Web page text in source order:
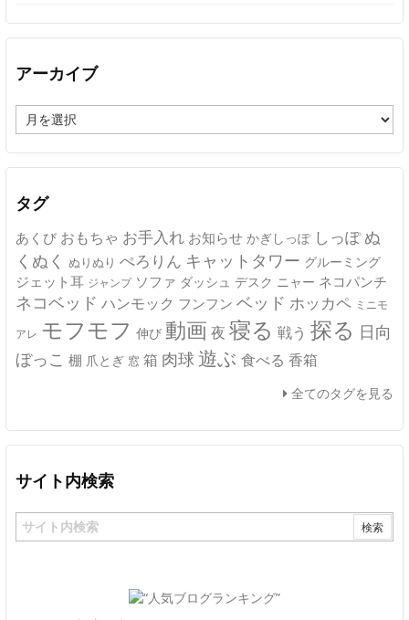
アーカイブ
ー
カ
イ
タグ
あくび おもちゃ お手入れ お知らせ かぎしっぽ しっぽ ぬ
くぬく ぬりぬり ぺろりん キャットタワー グルーミング
ジェット耳 ジャンプ ソファ ダッシュ デスク ニャー ネコパンチ
ネコベッド ハンモック フンフン ベッド ホッカペ ミニモ
アレ モフモフ 伸び 動画 夜 寝る 戦う 探る 日向
ぼっこ 棚 爪とぎ 窓 箱 肉球 遊ぶ 食べる 香箱
全てのタグを見る
サイト内検索